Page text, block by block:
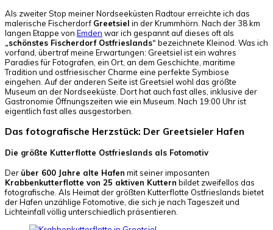
Als zweiter Stop meiner Nordseeküsten Radtour erreichte ich das
malerische Fischerdorf Greetsiel in der Krummhörn. Nach der 38 km
langen Etappe von Emden war ich gespannt auf dieses oft als
„schönstes Fischerdorf Ostfrieslands“ bezeichnete Kleinod. Was ich
vorfand, übertraf meine Erwartungen: Greetsiel ist ein wahres
Paradies für Fotografen, ein Ort, an dem Geschichte, maritime
Tradition und ostfriesischer Charme eine perfekte Symbiose
eingehen. Auf der anderen Seite ist Greetsiel wohl das größte
Museum an der Nordseeküste. Dort hat auch fast alles, inklusive der
Gastronomie Öffnungszeiten wie ein Museum. Nach 19:00 Uhr ist
eigentlich fast alles ausgestorben.
Das fotografische Herzstück: Der Greetsieler Hafen
Die größte Kutterflotte Ostfrieslands als Fotomotiv
Der über 600 Jahre alte Hafen mit seiner imposanten
Krabbenkutterflotte von 25 aktiven Kuttern bildet zweifellos das
fotografische. Als Heimat der größten Kutterflotte Ostfrieslands bietet
der Hafen unzählige Fotomotive, die sich je nach Tageszeit und
Lichteinfall völlig unterschiedlich präsentieren.